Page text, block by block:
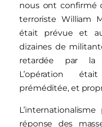
nous ont confirmé
terroriste William
était prévue et
dizaines de
retardée par la
L’opération
préméditée, et
réponse des